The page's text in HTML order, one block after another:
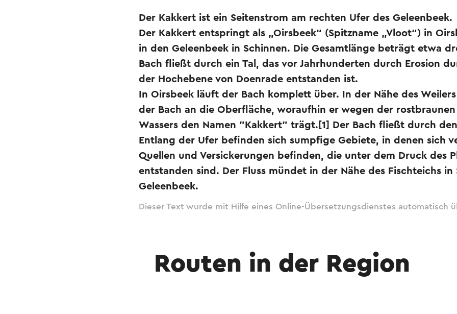
Der Kakkert ist ein Seitenstrom am rechten Ufer des Geleenbeek.
Der Kakkert entspringt als „Oirsbeek“ (Spitzname „Vloot“) in
in den Geleenbeek in Schinnen. Die Gesamtlänge beträgt etwa
Bach fließt durch ein Tal, das vor Jahrhunderten durch Erosion
der Hochebene von Doenrade entstanden ist.
In Oirsbeek läuft der Bach komplett über. In der Nähe des
der Bach an die Oberfläche, woraufhin er wegen der rostbraunen
Wassers den Namen "Kakkert" trägt.[1] Der Bach fließt durch
Entlang der Ufer befinden sich sumpfige Gebiete, in denen sich
Quellen und Versickerungen befinden, die unter dem Druck des
entstanden sind. Der Fluss mündet in der Nähe des Fischteichs in
Geleenbeek.
Dieser Text wurde mit Hilfe eines Online-Übersetzungsdienstes automatisch
Routen in der Region